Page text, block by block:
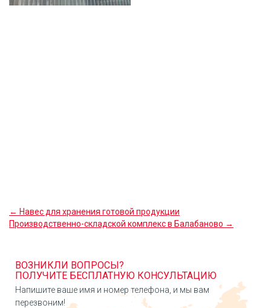
← Навес для хранения готовой продукции
Производственно-складской комплекс в Балабаново →
ВОЗНИКЛИ ВОПРОСЫ?
ПОЛУЧИТЕ БЕСПЛАТНУЮ КОНСУЛЬТАЦИЮ
Напишите ваше имя и номер телефона, и мы вам
перезвоним!